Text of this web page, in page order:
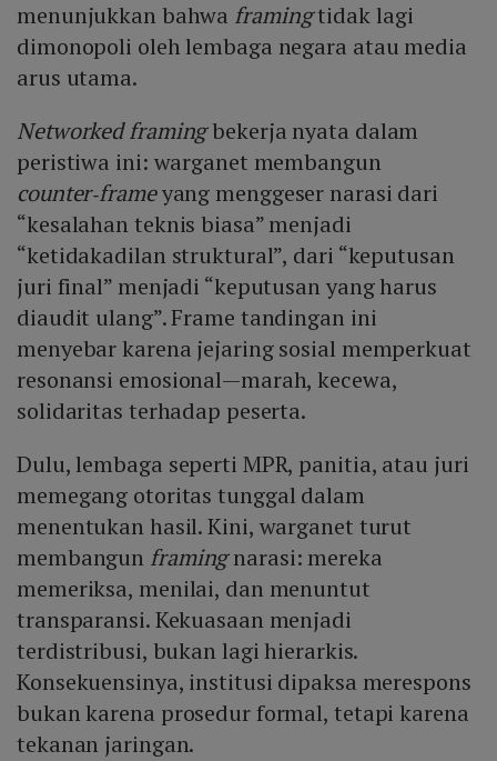
menunjukkan bahwa framingtidak lagi
dimonopoli oleh lembaga negara atau media
arus utama.
Networked framingbekerja nyata dalam
peristiwa ini: warganet membangun
counter‑frameyang menggeser narasi dari
“kesalahan teknis biasa” menjadi
“ketidakadilan struktural”, dari “keputusan
juri final” menjadi “keputusan yang harus
diaudit ulang”. Frame tandingan ini
menyebar karena jejaring sosial memperkuat
resonansi emosional—marah, kecewa,
solidaritas terhadap peserta.
Dulu, lembaga seperti MPR, panitia, atau juri
memegang otoritas tunggal dalam
menentukan hasil. Kini, warganet turut
membangun framingnarasi: mereka
memeriksa, menilai, dan menuntut
transparansi. Kekuasaan menjadi
terdistribusi, bukan lagi hierarkis.
Konsekuensinya, institusi dipaksa merespons
bukan karena prosedur formal, tetapi karena
tekanan jaringan.